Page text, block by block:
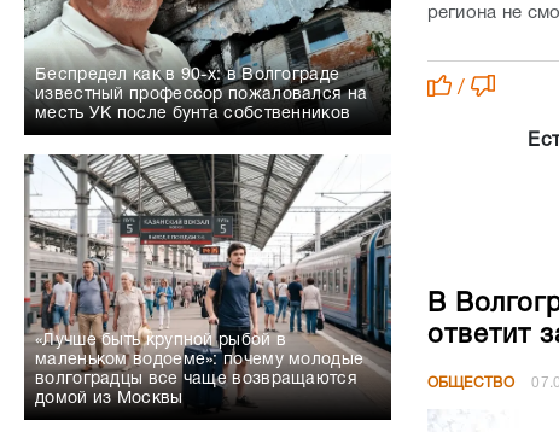
Беспредел как в 90-х: в Волгограде
известный профессор пожаловался на
месть УК после бунта собственников
«Лучше быть крупной рыбой в
маленьком водоеме»: почему молодые
волгоградцы все чаще возвращаются
домой из Москвы
региона не
/
В
ответит
ОБЩЕСТВО